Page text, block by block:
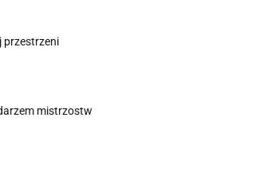
przestrzeni
mistrzostw